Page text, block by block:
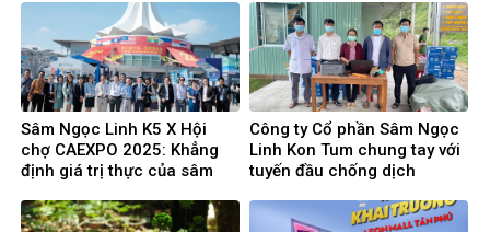
khỏe khách hàng
nguyên mới
Sâm Ngọc Linh K5 X Hội
chợ CAEXPO 2025: Khẳng
định giá trị thực của sâm
quốc tế
Công ty Cổ phần Sâm Ngọc
Linh Kon Tum chung tay với
tuyến đầu chống dịch